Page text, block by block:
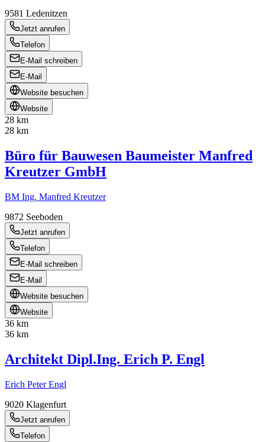
9581 Ledenitzen
Jetzt anrufen
Telefon
E-Mail schreiben
E-Mail
Website besuchen
Website
28 km
28 km
Büro für Bauwesen Baumeister Manfred
Kreutzer GmbH
BM Ing. Manfred Kreutzer
9872 Seeboden
Jetzt anrufen
Telefon
E-Mail schreiben
E-Mail
Website besuchen
Website
36 km
36 km
Architekt Dipl.Ing. Erich P. Engl
Erich Peter Engl
9020 Klagenfurt
Jetzt anrufen
Telefon